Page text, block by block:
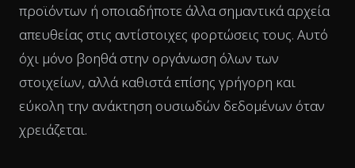
προϊόντων ή οποιαδήποτε άλλα σημαντικά αρχεία
απευθείας στις αντίστοιχες φορτώσεις τους. Αυτό
όχι μόνο βοηθά στην οργάνωση όλων των
στοιχείων, αλλά καθιστά επίσης γρήγορη και
εύκολη την ανάκτηση ουσιωδών δεδομένων όταν
χρειάζεται.